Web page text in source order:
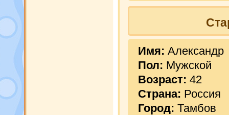
Имя: Александр
Пол: Мужской
Возраст: 42
Страна: Россия
Город: Тамбов